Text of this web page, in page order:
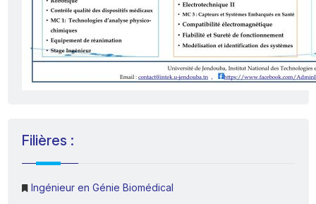
Filières :
Ingénieur en Génie Biomédical